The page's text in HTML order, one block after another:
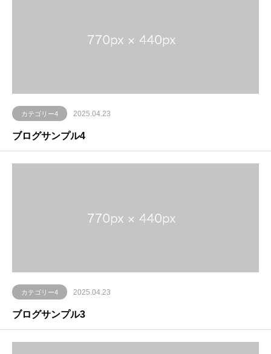
カテゴリー4 2025.04.23
ブログサンプル4
カテゴリー4 2025.04.23
ブログサンプル3